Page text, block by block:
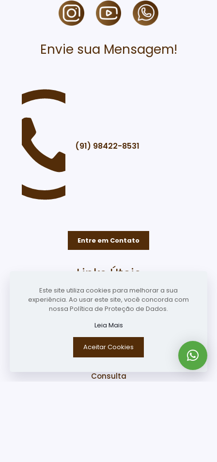
Envie sua Mensagem!
(91) 98422-8531
Entre em Contato
Links Úteis
Perfil
Especialidades
Consulta
Este site utiliza cookies para melhorar a sua
experiência. Ao usar este site, você concorda com
nossa Política de Proteção de Dados.
Leia Mais
Aceitar Cookies